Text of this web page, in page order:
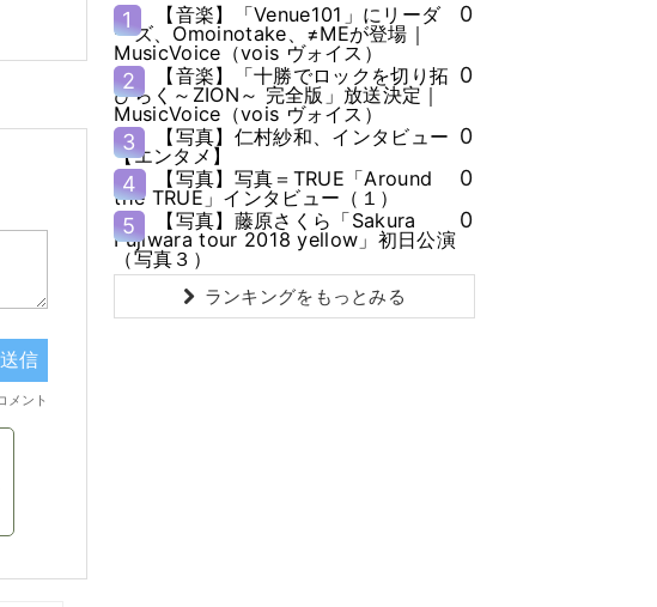
1
【音楽】「Venue101」にリーダ
ーズ、Omoinotake、≠MEが登場｜
MusicVoice（vois ヴォイス）
0
2
【音楽】「十勝でロックを切り拓
ひらく～ZION～ 完全版」放送決定｜
MusicVoice（vois ヴォイス）
0
3
【写真】仁村紗和、インタビュー
【エンタメ】
0
4
【写真】写真＝TRUE「Around
the TRUE」インタビュー（１）
0
5
【写真】藤原さくら「Sakura
Fujiwara tour 2018 yellow」初日公演
（写真３）
0
ランキングをもっとみる